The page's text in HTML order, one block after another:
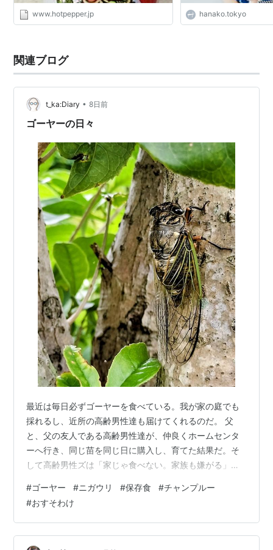
www.hotpepper.jp hanako.tokyo
関連ブログ
t_ka:Diary • 8日前
ゴーヤーの日々
最近は毎日必ずゴーヤーを食べている。我が家の庭でも
採れるし、近所の高齢男性達も届けてくれるのだ。 父
と、父の友人である高齢男性達が、仲良くホームセンタ
ーへ行き、同じ苗を同じ日に購入し、育てた結果だ。そ
して高齢男性ズは「家じゃ食べない。家族も嫌がる」と
理不尽も同時進行中なのだった。 ゴーヤーレシピ 作者:
植松良枝 主婦と生活社 Amazon 正直なところ、僕だって
ゴーヤーは好物とはいえない。「食べることができる
し、季節の味として歓迎はする。でも毎日は嫌」くらい
#ゴーヤー #ニガウリ #保存食 #チャンプルー
#おすそわけ